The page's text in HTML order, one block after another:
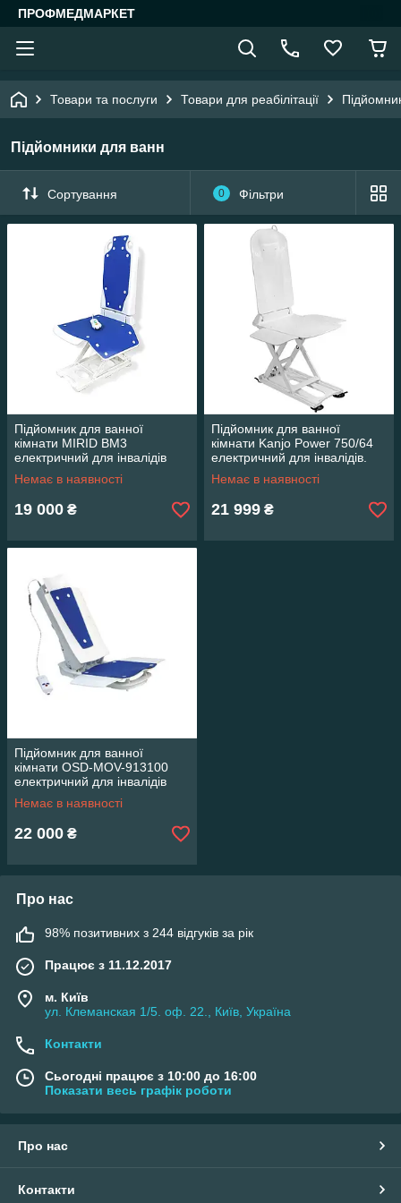
ПРОФМЕДМАРКЕТ
Товари та послуги Товари для реабілітації
Підйомники для ванн
Сортування 0 Фільтри
Підйомник для ванної
кімнати MIRID BM3
електричний для інвалідів
Немає в наявності
19 000 ₴
Підйомник для ванної
кімнати Kanjo Power 750/64
електричний для інвалідів.
Немає в наявності
21 999 ₴
Підйомник для ванної
кімнати OSD-MOV-913100
електричний для інвалідів
Немає в наявності
22 000 ₴
Про нас
98% позитивних з 244 відгуків за рік
Працює з 11.12.2017
м. Київ
ул. Клеманская 1/5. оф. 22., Київ, Україна
Контакти
Сьогодні працює з 10:00 до 16:00
Показати весь графік роботи
Про нас
Контакти